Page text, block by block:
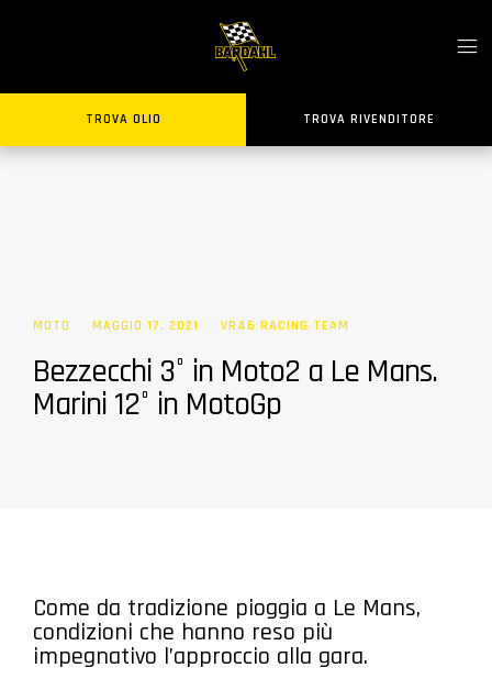
TROVA OLIO TROVA RIVENDITORE
MOTO MAGGIO 17, 2021 VR46 RACING TEAM
Bezzecchi 3° in Moto2 a Le Mans.
Marini 12° in MotoGp
Come da tradizione pioggia a Le Mans,
condizioni che hanno reso più
impegnativo l’approccio alla gara.